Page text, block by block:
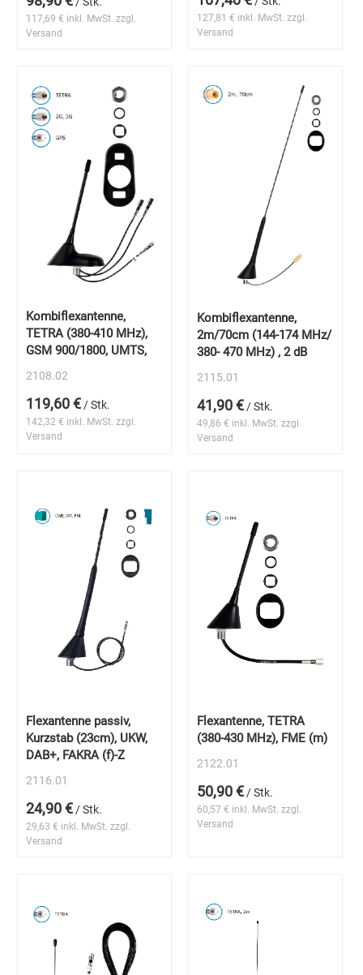
117,69 € inkl. MwSt. zzgl.
Versand
127,81 € inkl. MwSt. zzgl.
Versand
Kombiflexantenne,
TETRA (380-410 MHz),
GSM 900/1800, UMTS,
2108.02
119,60 €/ Stk.
142,32 € inkl. MwSt. zzgl.
Versand
Kombiflexantenne,
2m/70cm (144-174 MHz/
380- 470 MHz) , 2 dB
2115.01
41,90 € / Stk.
49,86 € inkl. MwSt. zzgl.
Versand
Flexantenne passiv,
Kurzstab (23cm), UKW,
DAB+, FAKRA (f)-Z
2116.01
24,90 € / Stk.
29,63 € inkl. MwSt. zzgl.
Versand
Flexantenne, TETRA
(380-430 MHz), FME (m)
2122.01
50,90 € / Stk.
60,57 € inkl. MwSt. zzgl.
Versand